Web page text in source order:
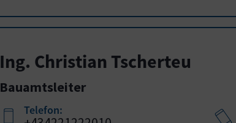
Ing. Christian Tscherteu
Bauamtsleiter
Telefon: